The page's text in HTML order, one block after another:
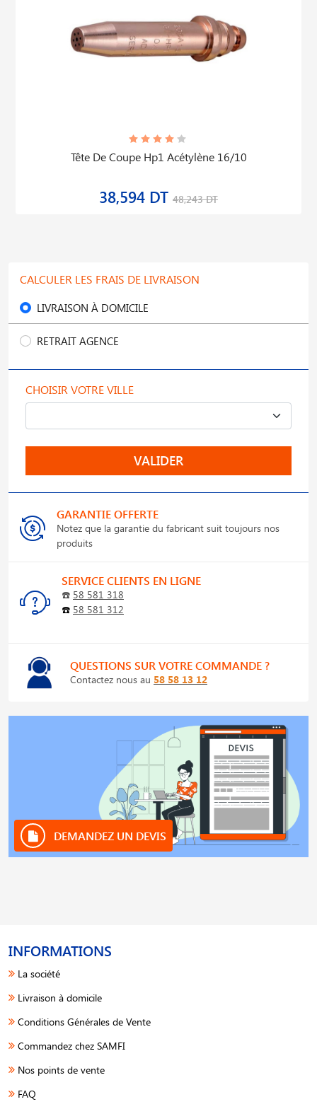
Tête De Coupe Hp1 Acétylène 16/10
38,594 DT 48,243 DT
CALCULER LES FRAIS DE LIVRAISON
LIVRAISON À DOMICILE
RETRAIT AGENCE
CHOISIR VOTRE VILLE
VALIDER
GARANTIE OFFERTE
Notez que la garantie du fabricant suit toujours nos
produits
SERVICE CLIENTS EN LIGNE
☎️ 58 581 318
☎️ 58 581 312
QUESTIONS SUR VOTRE COMMANDE ?
Contactez nous au 58 58 13 12
DEMANDEZ UN DEVIS
INFORMATIONS
La société
Livraison à domicile
Conditions Générales de Vente
Commandez chez SAMFI
Nos points de vente
FAQ